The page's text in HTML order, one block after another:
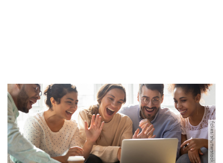
fizkes/shutterstock